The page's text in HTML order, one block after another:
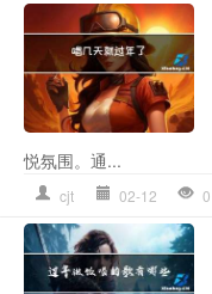
悦氛围。通...
cjt 02-12 0